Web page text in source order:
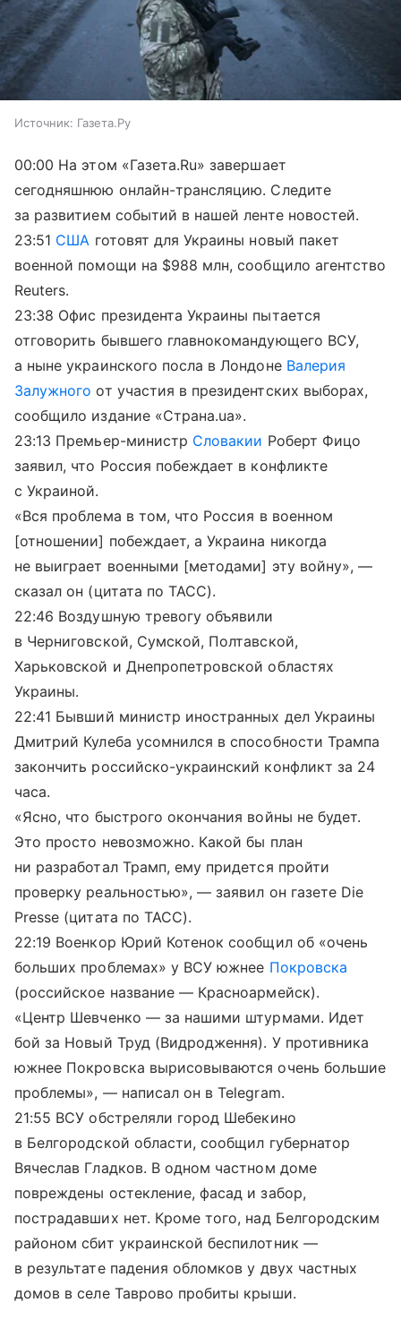
Источник: Газета.Ру
00:00 На этом «Газета.Ru» завершает
сегодняшнюю онлайн-трансляцию. Следите
за развитием событий в нашей ленте новостей.
23:51 США готовят для Украины новый пакет
военной помощи на $988 млн, сообщило агентство
Reuters.
23:38 Офис президента Украины пытается
отговорить бывшего главнокомандующего ВСУ,
а ныне украинского посла в Лондоне Валерия
Залужного от участия в президентских выборах,
сообщило издание «Страна.ua».
23:13 Премьер-министр Словакии Роберт Фицо
заявил, что Россия побеждает в конфликте
с Украиной.
«Вся проблема в том, что Россия в военном
[отношении] побеждает, а Украина никогда
не выиграет военными [методами] эту войну», —
сказал он (цитата по ТАСС).
22:46 Воздушную тревогу объявили
в Черниговской, Сумской, Полтавской,
Харьковской и Днепропетровской областях
Украины.
22:41 Бывший министр иностранных дел Украины
Дмитрий Кулеба усомнился в способности Трампа
закончить российско-украинский конфликт за 24
часа.
«Ясно, что быстрого окончания войны не будет.
Это просто невозможно. Какой бы план
ни разработал Трамп, ему придется пройти
проверку реальностью», — заявил он газете Die
Presse (цитата по ТАСС).
22:19 Военкор Юрий Котенок сообщил об «очень
больших проблемах» у ВСУ южнее Покровска
(российское название — Красноармейск).
«Центр Шевченко — за нашими штурмами. Идет
бой за Новый Труд (Видродження). У противника
южнее Покровска вырисовываются очень большие
проблемы», — написал он в Telegram.
21:55 ВСУ обстреляли город Шебекино
в Белгородской области, сообщил губернатор
Вячеслав Гладков. В одном частном доме
повреждены остекление, фасад и забор,
пострадавших нет. Кроме того, над Белгородским
районом сбит украинской беспилотник —
в результате падения обломков у двух частных
домов в селе Таврово пробиты крыши.